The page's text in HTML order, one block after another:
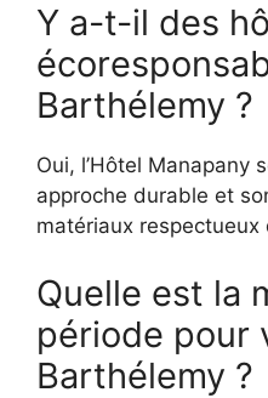
Y a-t-il des
Barthélemy ?
Oui, l’Hôtel Manapany
approche durable et
matériaux respectueux
Quelle est la
période pour
Barthélemy ?